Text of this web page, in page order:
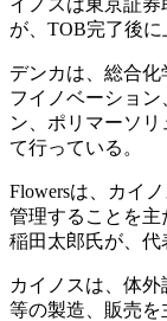
が、TOB完了後に
デンカは、総合
フイノベーショ
ン、ポリマーソ
て行っている。
Flowersは、カイ
管理することを
稲田太郎氏が、代
カイノスは、体
等の製造、販売を